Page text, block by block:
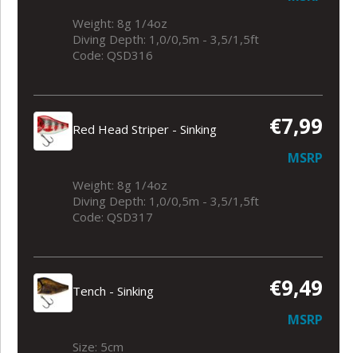
Weight: 8g 1/4oz
Diving Depth: 1,0/0,5m - 3,5/1,5ft
Code: QSD316
Red Head Striper - Sinking €7,99
MSRP
Weight: 8g 1/4oz
Diving Depth: 1,0/0,5m - 3,5/1,5ft
Code: QSD317
Tench - Sinking €9,49
MSRP
Size: 5cm